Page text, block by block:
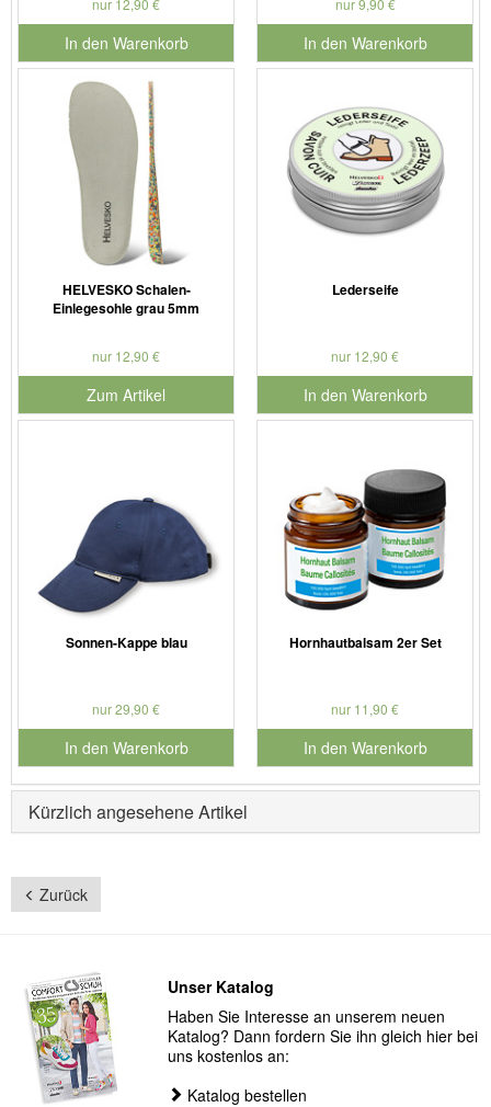
nur 12,90 €
In den Warenkorb
für Produktnummer 901126
nur 9,90 €
In den Warenkorb
für Produktnummer 901186
HELVESKO Schalen-
Einlegesohle grau 5mm
nur 12,90 €
Zum Artikel
Lederseife
nur 12,90 €
In den Warenkorb
für Produktnummer 901127
Sonnen-Kappe blau
nur 29,90 €
In den Warenkorb
für Produktnummer 990608
Hornhautbalsam 2er Set
nur 11,90 €
In den Warenkorb
für Produktnummer 901730
Kürzlich angesehene Artikel
Zurück
Unser Katalog
Haben Sie Interesse an unserem neuen
Katalog? Dann fordern Sie ihn gleich hier bei
uns kostenlos an:
Katalog bestellen